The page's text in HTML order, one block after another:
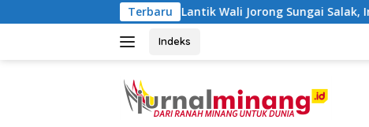
ke
Terbaru
Tangah Lantik Wali Jorong Sungai Salak, Ini Harapannya
Indeks